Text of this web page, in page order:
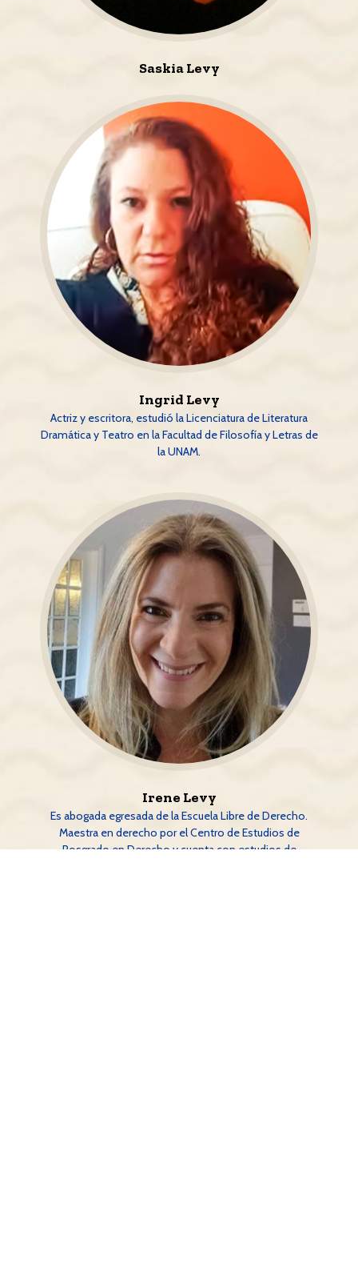
Saskia Levy
Ingrid Levy
Actriz y escritora, estudió la Licenciatura de Literatura
Dramática y Teatro en la Facultad de Filosofía y Letras de
la UNAM.
Irene Levy
Es abogada egresada de la Escuela Libre de Derecho.
Maestra en derecho por el Centro de Estudios de
Posgrado en Derecho y cuenta con estudios de